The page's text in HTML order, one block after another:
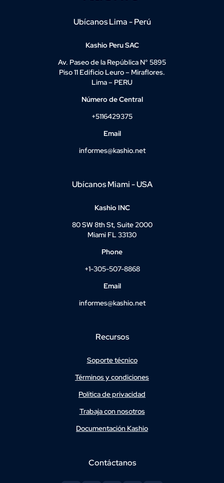
Ubícanos Lima - Perú
Kashio Peru SAC
Av. Paseo de la República N° 5895
Piso 11 Edificio Leuro – Miraflores.
Lima – PERU
Número de Central
+5116429375
Email
informes@kashio.net
Ubícanos Miami - USA
Kashio INC
80 SW 8th St, Suite 2000
Miami FL 33130
Phone
+1-305-507-8868
Email
informes@kashio.net
Recursos
Soporte técnico
Términos y condiciones
Política de privacidad
Trabaja con nosotros
Documentación Kashio
Contáctanos